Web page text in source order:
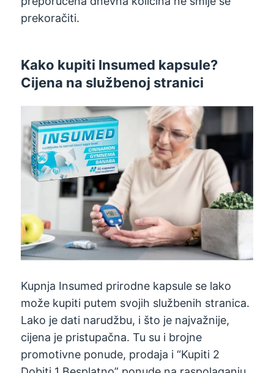
prekoračiti.
Kako kupiti Insumed kapsule?
Cijena na službenoj stranici
Kupnja Insumed prirodne kapsule se lako
može kupiti putem svojih službenih stranica.
Lako je dati narudžbu, i što je najvažnije,
cijena je pristupačna. Tu su i brojne
promotivne ponude, prodaja i “Kupiti 2